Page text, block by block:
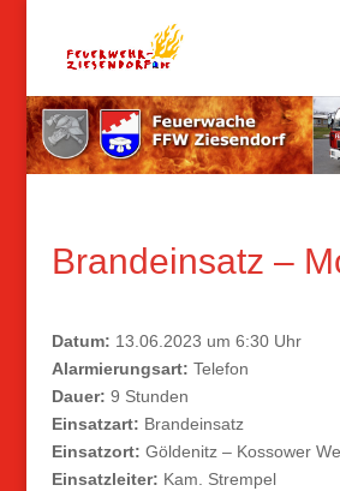
Brandeinsatz –
Datum: 13.06.2023 um 6:30 Uhr
Alarmierungsart: Telefon
Dauer: 9 Stunden
Einsatzart: Brandeinsatz
Einsatzort: Göldenitz – Kossower
Einsatzleiter: Kam. Strempel